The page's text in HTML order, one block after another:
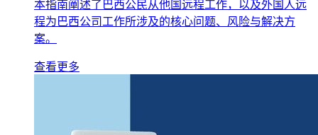
本指南阐述了巴西公民从他国远程工作，以及外国人远
程为巴西公司工作所涉及的核心问题、风险与解决方
案。
查看更多